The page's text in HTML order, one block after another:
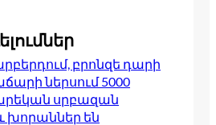
բրոնզե դարի
ներսում 5000
սրբազան
խորաններ են